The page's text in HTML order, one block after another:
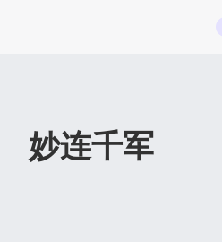
妙连千军